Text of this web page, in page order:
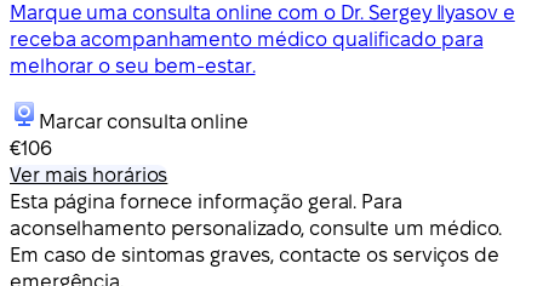
Marque uma consulta online com o Dr. Sergey Ilyasov e
receba acompanhamento médico qualificado para
melhorar o seu bem-estar.
Marcar consulta online
€106
Ver mais horários
Esta página fornece informação geral. Para
aconselhamento personalizado, consulte um médico.
Em caso de sintomas graves, contacte os serviços de
emergência.